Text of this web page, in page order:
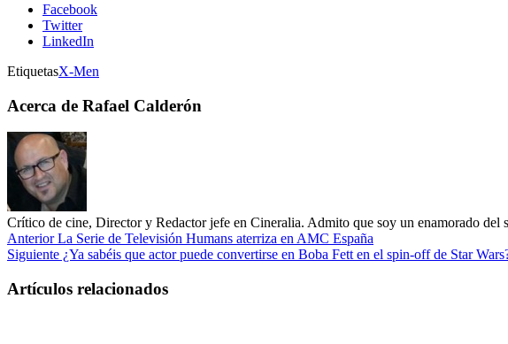
Facebook
Twitter
LinkedIn
EtiquetasX-Men
Acerca de Rafael Calderón
Crítico de cine, Director y Redactor jefe en Cineralia. Admito que soy un enamorado
AnteriorLa Serie de Televisión Humans aterriza en AMC España
Siguiente ¿Ya sabéis que actor puede convertirse en Boba Fett en el spin-off de Star
Artículos relacionados